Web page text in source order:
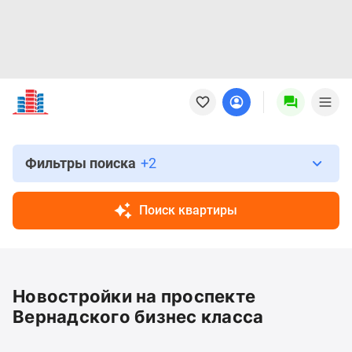
Новостройки
Квартиры
Новостройки
Москвы
Новостройки
Подмосковья
новостройки
Новостройки
Фильтры поиска +2
Поиск квартиры
Новостройки на проспекте
Вернадского бизнес класса